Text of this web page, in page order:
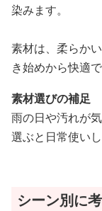
染みます。
素材は、柔らか
き始めから快適で
素材選びの補足
雨の日や汚れが
選ぶと日常使い
シーン別に